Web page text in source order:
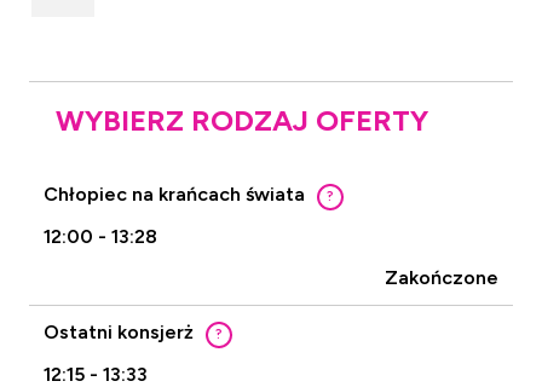
WYBIERZ RODZAJ OFERTY
Chłopiec na krańcach świata ?
12:00 - 13:28
Zakończone
Ostatni konsjerż ?
12:15 - 13:33